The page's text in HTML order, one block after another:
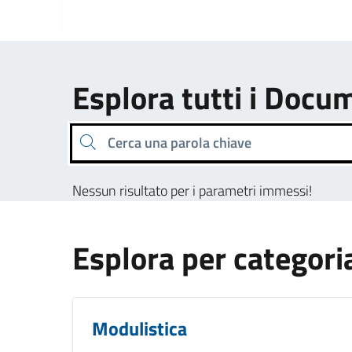
Esplora tutti i
Cerca una parola chiave
Nessun risultato per i parametri immessi!
Esplora per
Modulistica